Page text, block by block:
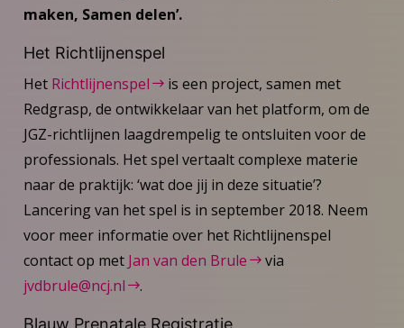
maken, Samen delen’.
Het Richtlijnenspel
Het Richtlijnenspel
is een project, samen met
Redgrasp, de ontwikkelaar van het platform, om de
JGZ-richtlijnen laagdrempelig te ontsluiten voor de
professionals. Het spel vertaalt complexe materie
naar de praktijk: ‘wat doe jij in deze situatie’?
Lancering van het spel is in september 2018. Neem
voor meer informatie over het Richtlijnenspel
contact op met Jan van den Brule
via
jvdbrule@ncj.nl
.
Blauw Prenatale Registratie